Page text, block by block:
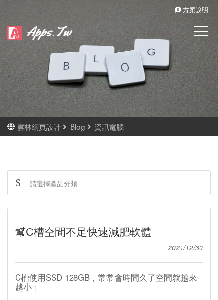
方案說明
雲林網頁設計 Blog 資訊電腦
幫C槽空間不足快速減肥軟體
2021/12/30
C槽使用SSD 128GB，常常會時間久了空間就越來
越小；